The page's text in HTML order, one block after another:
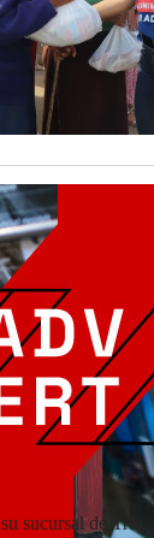
sucursal de